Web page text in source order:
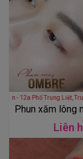
Mỹ Viện Ý Lan - 12a
Phun xăm lông
Liên
Thẩm Mỹ Quốc